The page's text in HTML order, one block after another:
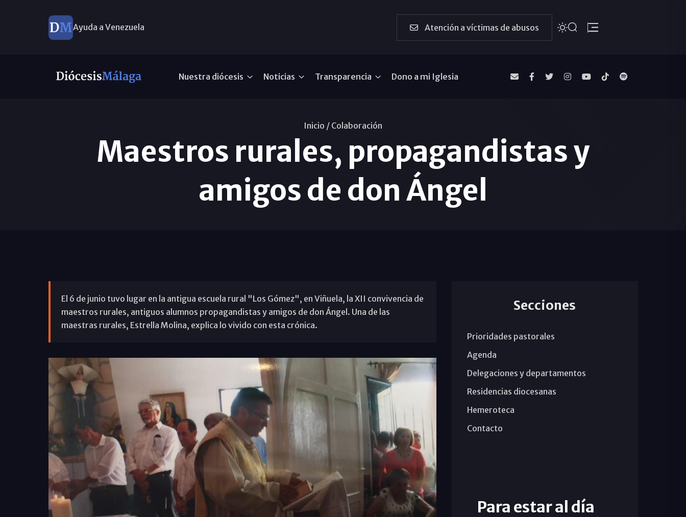
Ayuda a Venezuela Atención a víctimas de abusos
Nuestra diócesis Noticias Transparencia Dono a mi Iglesia
Inicio / Colaboración
Maestros rurales, propagandistas y
amigos de don Ángel
El 6 de junio tuvo lugar en la antigua escuela rural "Los Gómez", en Viñuela, la XII convivencia de
maestros rurales, antiguos alumnos propagandistas y amigos de don Ángel. Una de las
maestras rurales, Estrella Molina, explica lo vivido con esta crónica.
Secciones
Prioridades pastorales
Agenda
Delegaciones y departamentos
Residencias diocesanas
Hemeroteca
Contacto
Para estar al día